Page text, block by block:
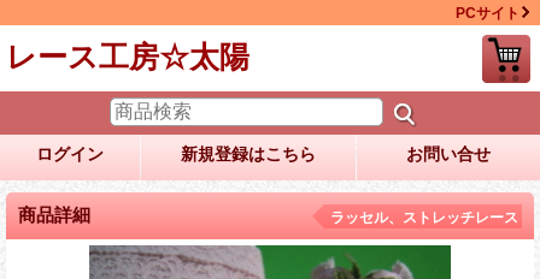
PCサイト
レース工房☆太陽
ログイン 新規登録はこちら お問い合せ
商品詳細 ラッセル、ストレッチレース